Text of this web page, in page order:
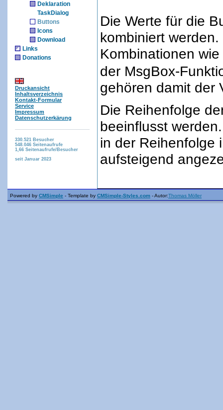
Deklaration
TaskDialog
Buttons
Icons
Download
Links
Donations
Druckansicht
Inhaltsverzeichnis
Kontakt-Formular
Service
Impressum
Datenschutzerkärung
330.521
Besucher
548.046 Seitenaufrufe
1,66 Seitenaufrufe/Besucher
seit Januar 2023
Die Werte für die
kombiniert
Kombinationen
der MsgBox-
gehören damit der
Die Reihenfolge
beeinflusst
in der Reihenfolge
aufsteigend
Powered by CMSimple - Template by CMSimple-Styles.com - Autor:Thomas Möller